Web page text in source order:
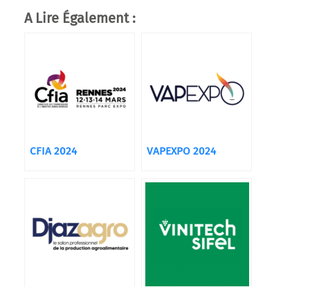
A Lire Également :
CFIA 2024 VAPEXPO 2024